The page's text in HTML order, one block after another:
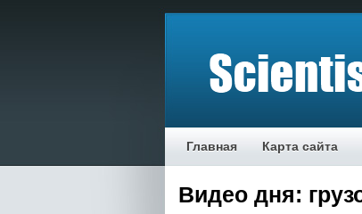
Главная Карта сайта
Видео дня: